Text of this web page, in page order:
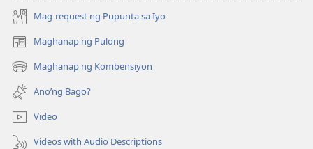
Mag-request ng Pupunta sa Iyo
Maghanap ng Pulong
(may
bubukas
na
bagong
window)
Maghanap ng Kombensiyon
(may
bubukas
na
bagong
window)
Ano’ng Bago?
Video
Videos with Audio Descriptions